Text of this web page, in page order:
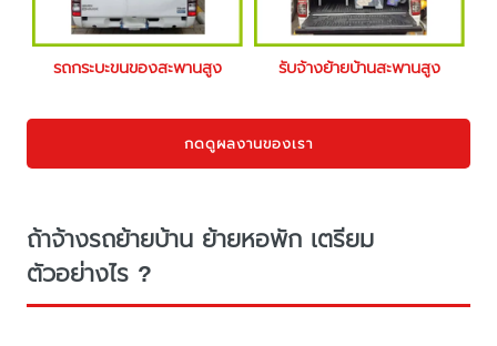
รถกระบะขนของสะพานสูง รับจ้างย้ายบ้านสะพานสูง
กดดูผลงานของเรา
ถ้าจ้างรถย้ายบ้าน ย้ายหอพัก เตรียม
ตัวอย่างไร ?